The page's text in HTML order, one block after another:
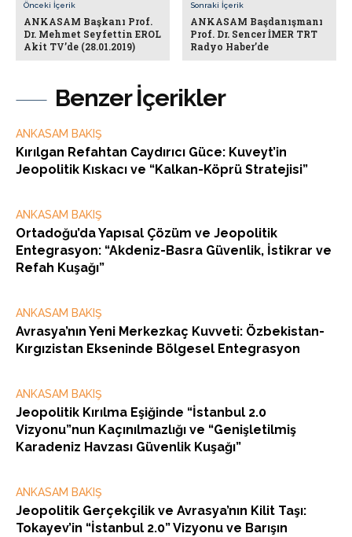
Benzer İçerikler
ANKASAM BAKIŞ
Kırılgan Refahtan Caydırıcı Güce: Kuveyt’in
Jeopolitik Kıskacı ve “Kalkan-Köprü Stratejisi”
ANKASAM BAKIŞ
Ortadoğu’da Yapısal Çözüm ve Jeopolitik
Entegrasyon: “Akdeniz-Basra Güvenlik, İstikrar ve
Refah Kuşağı”
ANKASAM BAKIŞ
Avrasya’nın Yeni Merkezkaç Kuvveti: Özbekistan-
Kırgızistan Ekseninde Bölgesel Entegrasyon
ANKASAM BAKIŞ
Jeopolitik Kırılma Eşiğinde “İstanbul 2.0
Vizyonu”nun Kaçınılmazlığı ve “Genişletilmiş
Karadeniz Havzası Güvenlik Kuşağı”
ANKASAM BAKIŞ
Jeopolitik Gerçekçilik ve Avrasya’nın Kilit Taşı:
Tokayev’in “İstanbul 2.0” Vizyonu ve Barışın
Önceki İçerik
ANKASAM Başkanı Prof.
Dr. Mehmet Seyfettin EROL
Akit TV’de (28.01.2019)
Sonraki İçerik
ANKASAM Başdanışmanı
Prof. Dr. Sencer İMER TRT
Radyo Haber’de